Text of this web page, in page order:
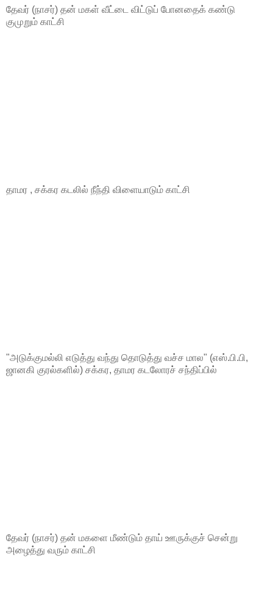
தேவர் (நாசர்) தன் மகள் வீட்டை விட்டுப் போனதைக் கண்டு
குமுறும் காட்சி
தாமர , சக்கர கடலில் நீந்தி விளையாடும் காட்சி
"அடுக்குமல்லி எடுத்து வந்து தொடுத்து வச்ச மால" (எஸ்.பி.பி,
ஜானகி குரல்களில்) சக்கர, தாமர கடலோரச் சந்திப்பில்
தேவர் (நாசர்) தன் மகளை மீண்டும் தாய் ஊருக்குச் சென்று
அழைத்து வரும் காட்சி